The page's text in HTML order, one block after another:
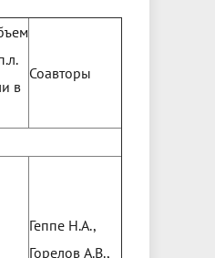
в
Соавторы
Геппе Н.А.,
Горелов А.В.,